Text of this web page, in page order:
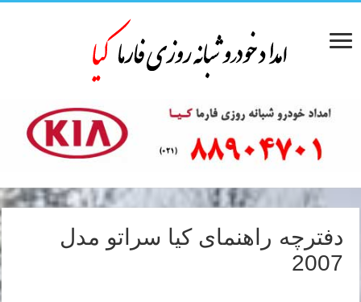
دفترچه راهنمای کیا سراتو مدل
2007